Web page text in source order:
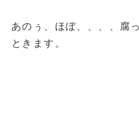
あのぅ、ほぼ、、、、腐
ときます。